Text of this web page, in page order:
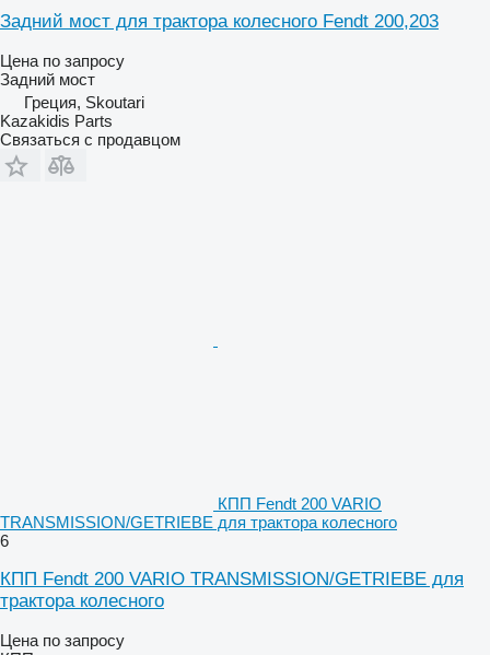
Задний мост для трактора колесного Fendt 200,203
Цена по запросу
Задний мост
Греция, Skoutari
Kazakidis Parts
Связаться с продавцом
КПП Fendt 200 VARIO
TRANSMISSION/GETRIEBE для трактора колесного
6
КПП Fendt 200 VARIO TRANSMISSION/GETRIEBE для
трактора колесного
Цена по запросу